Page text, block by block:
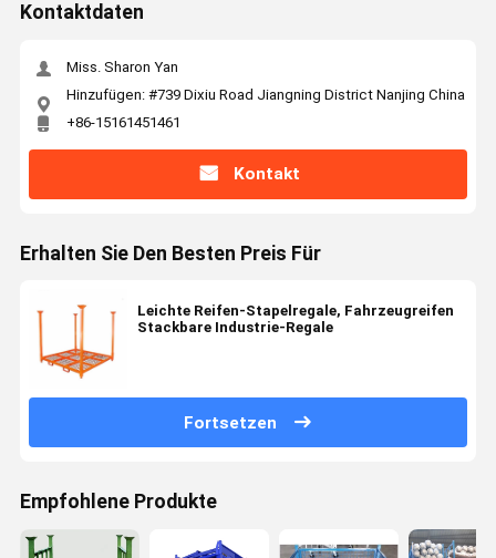
Kontaktdaten
Miss. Sharon Yan
Hinzufügen: #739 Dixiu Road Jiangning District Nanjing China
+86-15161451461
Kontakt
Erhalten Sie Den Besten Preis Für
Leichte Reifen-Stapelregale, Fahrzeugreifen
Stackbare Industrie-Regale
Fortsetzen
Empfohlene Produkte